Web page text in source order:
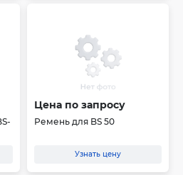
Цена по запросу
Ремень для BS 50
Узнать цену